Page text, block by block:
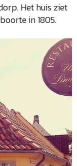
Het huis ziet
in 1805.